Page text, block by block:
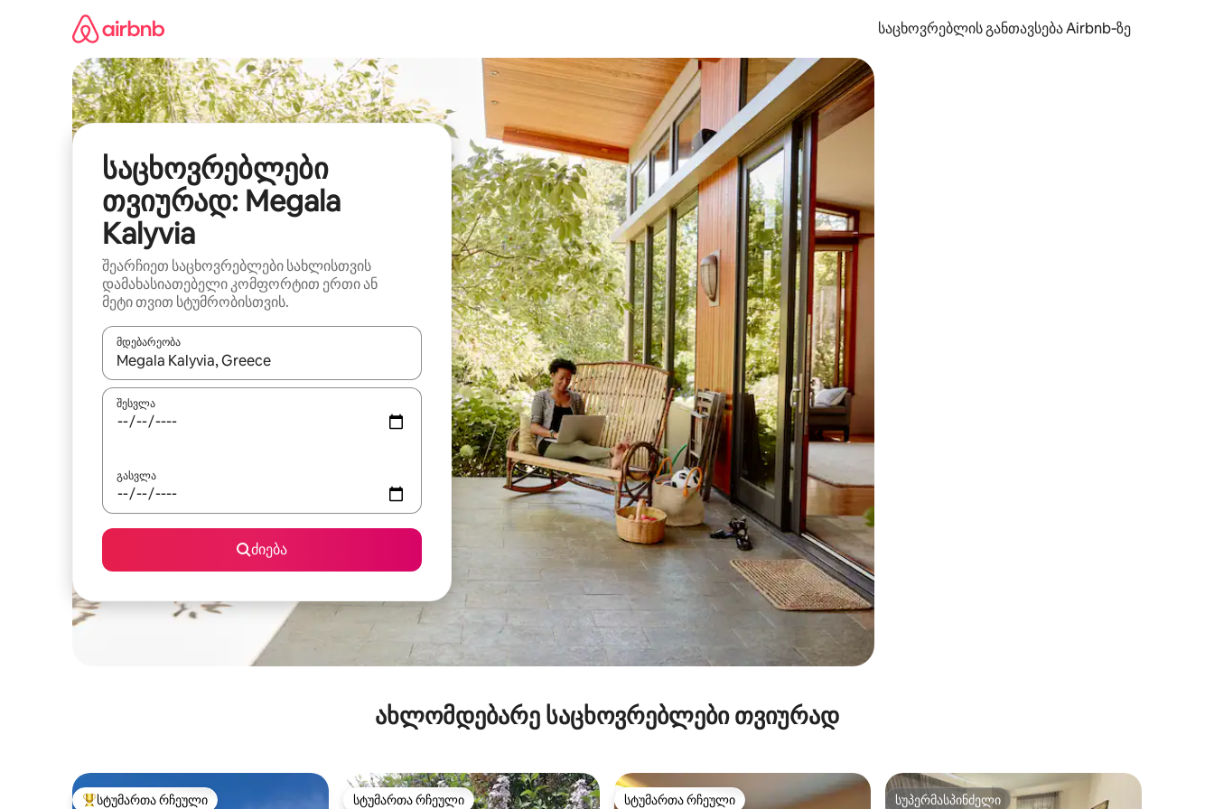
საცხოვრებლის განთავსება Airbnb‑ზე
საცხოვრებლები
თვიურად: Megala
Kalyvia
შეარჩიეთ საცხოვრებლები სახლისთვის
დამახასიათებელი კომფორტით ერთი ან
მეტი თვით სტუმრობისთვის.
მდებარეობა
როცა შედეგები ხელმისაწვდომი გახდება, ნავიგაციისთვის გამოიყენეთ კლავიშები ზემოთ/ქვემოთ მიმართული ისრებით ან შეხებისა თუ თითის გასმის ჟესტები.
შესვლა
გასვლა
ძიება
ახლომდებარე საცხოვრებლები თვიურად
სტუმართა რჩეული სტუმართა რჩეული სტუმართა რჩეული სუპერმასპინძელი